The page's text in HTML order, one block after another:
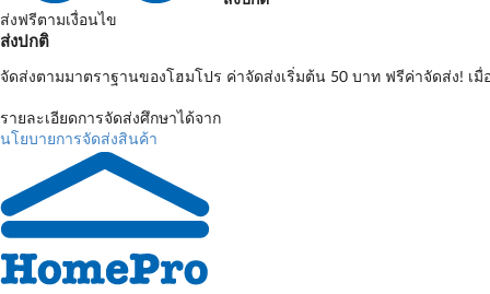
ส่งฟรีตามเงื่อนไข
ส่งปกติ
จัดส่งตามมาตราฐานของโฮมโปร ค่าจัดส่งเริ่มต้น 50 บาท ฟรีค่าจัดส่ง! เ
รายละเอียดการจัดส่งศึกษาได้จาก
นโยบายการจัดส่งสินค้า